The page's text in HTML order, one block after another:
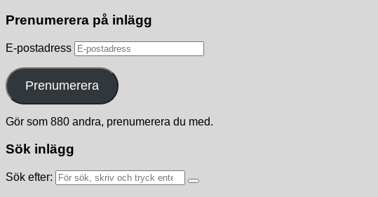
Prenumerera på inlägg
E-postadress
Prenumerera
Gör som 880 andra, prenumerera du med.
Sök inlägg
Sök efter: